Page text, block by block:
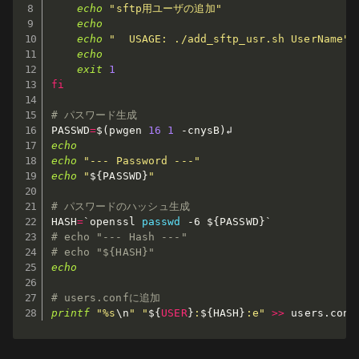
echo
"sftp用ユーザの追加"
echo
echo
"  USAGE: ./add_sftp_usr.sh UserName"
echo
exit
1
fi
# パスワード生成
PASSWD=$( pwgen 16 1 -cnysB )
echo
echo
"--- Password ---"
echo
" ${PASSWD} "
# パスワードのハッシュ生成
HASH=` openssl passwd -6 ${ PASSWD } `
# echo "--- Hash ---"
# echo "${HASH}"
echo
# users.confに追加
printf
"%s\n " " ${ USER } : ${HASH} :e" >> users.conf